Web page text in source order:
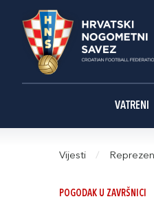
VATRENI
Vijesti /
POGODAK U ZAVRŠNICI